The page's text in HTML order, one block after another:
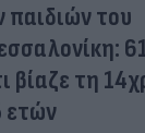
του
βίαζε τη
ετών